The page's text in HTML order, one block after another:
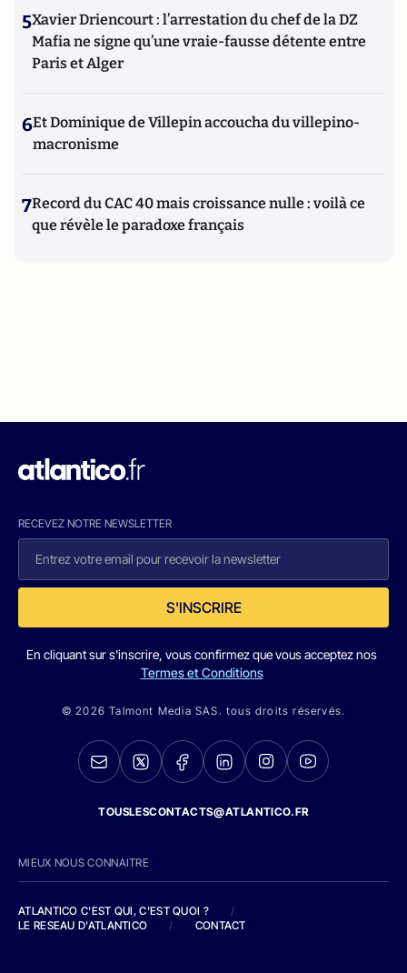
5Xavier Driencourt : l’arrestation du chef de la DZ
Mafia ne signe qu’une vraie-fausse détente entre
Paris et Alger
6Et Dominique de Villepin accoucha du villepino-
macronisme
7Record du CAC 40 mais croissance nulle : voilà ce
que révèle le paradoxe français
RECEVEZ NOTRE NEWSLETTER
S'INSCRIRE
En cliquant sur s'inscrire, vous confirmez que vous acceptez nos
Termes et Conditions
© 2026 Talmont Media SAS. tous droits réservés.
TOUSLESCONTACTS@ATLANTICO.FR
MIEUX NOUS CONNAITRE
ATLANTICO C'EST QUI, C'EST QUOI ?
/
LE RESEAU D'ATLANTICO
/ CONTACT